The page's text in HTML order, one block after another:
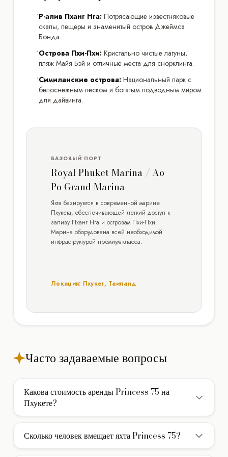
•Р-алив Пханг Нга: Потрясающие известняковые
скалы, пещеры и знаменитый остров Джеймса
Бонда.
•Острова Пхи-Пхи: Кристально чистые лагуны,
пляж Майя Бэй и отличные места для снорклинга.
•Симиланские острова: Национальный парк с
белоснежным песком и богатым подводным миром
для дайвинга.
БАЗОВЫЙ ПОРТ
Royal Phuket Marina / Ao
Po Grand Marina
Яхта базируется в современной марине
Пхукета, обеспечивающей легкий доступ к
заливу Пханг Нга и островам Пхи-Пхи.
Марина оборудована всей необходимой
инфраструктурой премиум-класса.
Локация: Пхукет, Таиланд
Часто задаваемые вопросы
Какова стоимость аренды Princess 75 на
Пхукете?
Пхукете составляет 6.100€/день. В указанную цену
обычно включены услуги экипажа, страховка и стоянка в
Сколько человек вмещает яхта Princess 75?